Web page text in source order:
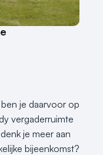
je daarvoor op
vergaderruimte
je meer aan
bijeenkomst?